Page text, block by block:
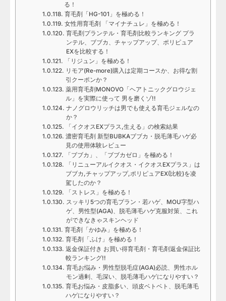
る！
育毛剤「HG-101」を極める！
女性用育毛剤 「マイナチュレ」を極める！
育毛剤プランテル・育毛剤比較ランキング プラ
ンテル、ブブカ、チャップアップ、ポリピュア
EXを比較する！
「リジュン」を極める！
リモア(Re-more)購入は定期コースか、お得な割
引クーポンか？
薬用育毛剤MONOVO「ヘアトニックグロウジェ
ル」を実際に使って 男を磨くゾ!!
ナノグロウリッチは男でも使える育毛ジェルなの
か？
「イクオスEXプラス,生える」の検索結果
濃密育毛剤 新型BUBKAブブカ・脱毛薄毛ハゲ必
見の使用体験レビュー
「ブブカ」、「ブブカゼロ」を極める！
「リニューアルイクオス・イクオスEXプラス」は
ブブカ,チャップアップ,ポリピュアEX(比較)を凌
駕したのか？
「ストレス」を極める！
スッキリ5つの育毛プラン・若ハゲ、MOU字型ハ
ゲ、男性型(AGA)、脱毛薄毛ハゲ克服対策、これ
ができなきゃスキンヘッド
育毛剤「かゆみ」を極める！
育毛剤「ふけ」を極める！
返金保証付き お買い得育毛剤・育毛剤返金保証比
較ランキング!!
育毛お悩み・男性型脱毛症(AGA)必読、男性ホル
モン過剰、毛深い、脱毛薄毛ハゲになりやすい？
育毛お悩み・皮脂多い、頭皮ベトベト、脱毛薄毛
ハゲになりやすい？